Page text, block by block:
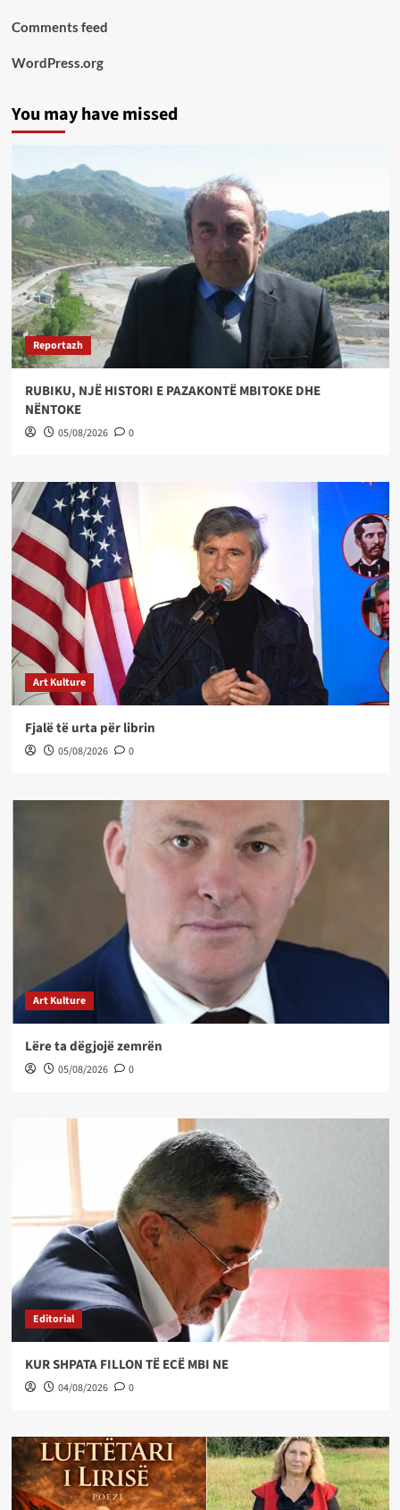
Comments feed
WordPress.org
You may have missed
Reportazh
RUBIKU, NJË HISTORI E PAZAKONTË MBITOKE DHE
NËNTOKE
05/08/2026 0
Art Kulture
Fjalë të urta për librin
05/08/2026 0
Art Kulture
Lëre ta dëgjojë zemrën
05/08/2026 0
Editorial
KUR SHPATA FILLON TË ECË MBI NE
04/08/2026 0